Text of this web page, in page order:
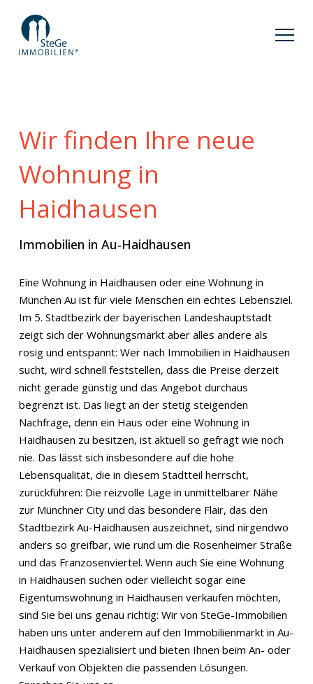
Wir finden Ihre neue
Wohnung in
Haidhausen
Immobilien in Au-Haidhausen
Eine Wohnung in Haidhausen oder eine Wohnung in
München Au ist für viele Menschen ein echtes Lebensziel.
Im 5. Stadtbezirk der bayerischen Landeshauptstadt
zeigt sich der Wohnungsmarkt aber alles andere als
rosig und entspannt: Wer nach Immobilien in Haidhausen
sucht, wird schnell feststellen, dass die Preise derzeit
nicht gerade günstig und das Angebot durchaus
begrenzt ist. Das liegt an der stetig steigenden
Nachfrage, denn ein Haus oder eine Wohnung in
Haidhausen zu besitzen, ist aktuell so gefragt wie noch
nie. Das lässt sich insbesondere auf die hohe
Lebensqualität, die in diesem Stadtteil herrscht,
zurückführen: Die reizvolle Lage in unmittelbarer Nähe
zur Münchner City und das besondere Flair, das den
Stadtbezirk Au-Haidhausen auszeichnet, sind nirgendwo
anders so greifbar, wie rund um die Rosenheimer Straße
und das Franzosenviertel. Wenn auch Sie eine Wohnung
in Haidhausen suchen oder vielleicht sogar eine
Eigentumswohnung in Haidhausen verkaufen möchten,
sind Sie bei uns genau richtig: Wir von SteGe-Immobilien
haben uns unter anderem auf den Immobilienmarkt in Au-
Haidhausen spezialisiert und bieten Ihnen beim An- oder
Verkauf von Objekten die passenden Lösungen.